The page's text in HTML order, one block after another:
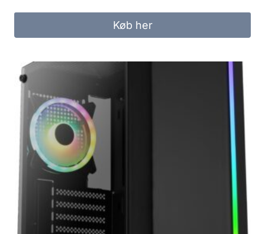
Køb her